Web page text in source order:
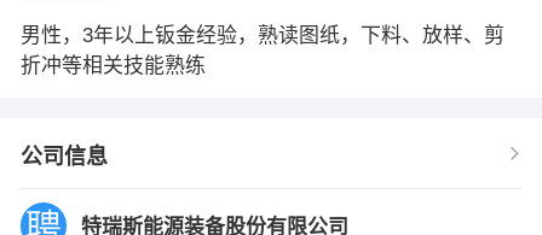
男性，3年以上钣金经验，熟读图纸，下料、放样、剪
折冲等相关技能熟练
公司信息
特瑞斯能源装备股份有限公司